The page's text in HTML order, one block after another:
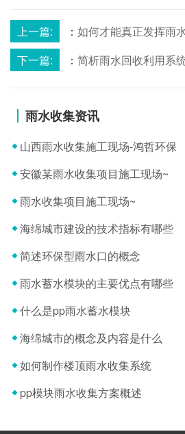
上一篇: ： 如何才能真正发挥雨
下一篇:
： 简析雨水回收利用系
雨水收集资讯
山西雨水收集施工现场-鸿哲环保
安徽某雨水收集项目施工现场~
雨水收集项目施工现场~
海绵城市建设的技术指标有哪些
简述环保型雨水口的概念
雨水蓄水模块的主要优点有哪些
什么是pp雨水蓄水模块
海绵城市的概念及内容是什么
如何制作楼顶雨水收集系统
pp模块雨水收集方案概述